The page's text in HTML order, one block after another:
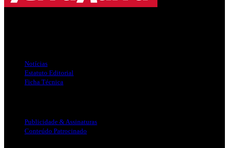
Notícias
Estatuto Editorial
Ficha Técnica
Publicidade & Assinaturas
Conteúdo Patrocinado